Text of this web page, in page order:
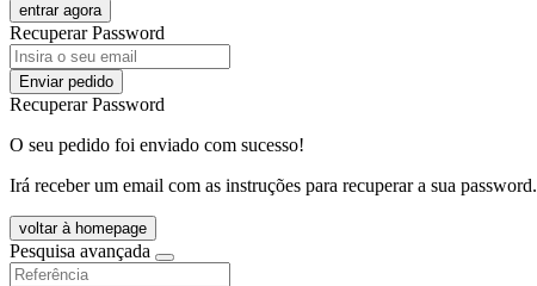
entrar agora
Recuperar Password
Enviar pedido
Recuperar Password
O seu pedido foi enviado com sucesso!
Irá receber um email com as instruções para recuperar a sua password.
voltar à homepage
Pesquisa avançada